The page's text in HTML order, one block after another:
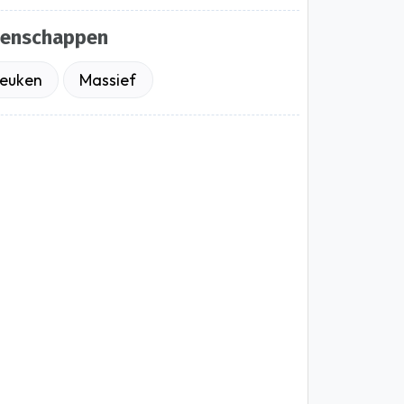
Massief